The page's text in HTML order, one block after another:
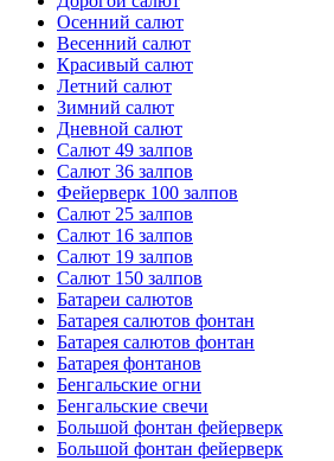
Осенний салют
Весенний салют
Красивый салют
Летний салют
Зимний салют
Дневной салют
Салют 49 залпов
Салют 36 залпов
Фейерверк 100 залпов
Салют 25 залпов
Салют 16 залпов
Салют 19 залпов
Салют 150 залпов
Батареи салютов
Батарея салютов фонтан
Батарея салютов фонтан
Батарея фонтанов
Бенгальские огни
Бенгальские свечи
Большой фонтан фейерверк
Большой фонтан фейерверк